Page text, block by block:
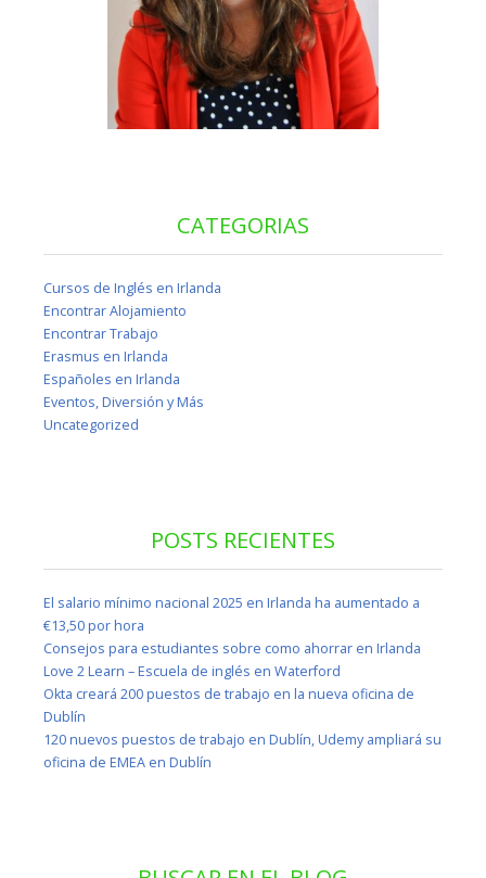
CATEGORIAS
Cursos de Inglés en Irlanda
Encontrar Alojamiento
Encontrar Trabajo
Erasmus en Irlanda
Españoles en Irlanda
Eventos, Diversión y Más
Uncategorized
POSTS RECIENTES
El salario mínimo nacional 2025 en Irlanda ha aumentado a
€13,50 por hora
Consejos para estudiantes sobre como ahorrar en Irlanda
Love 2 Learn – Escuela de inglés en Waterford
Okta creará 200 puestos de trabajo en la nueva oficina de
Dublín
120 nuevos puestos de trabajo en Dublín, Udemy ampliará su
oficina de EMEA en Dublín